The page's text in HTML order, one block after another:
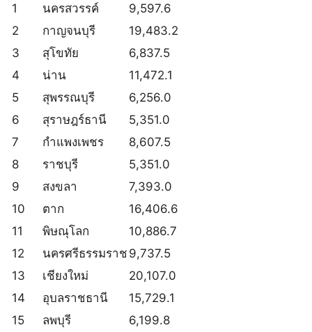
1
นครสวรรค์
9,597.6
2
กาญจนบุรี
19,483.2
3
สุโขทัย
6,837.5
4
น่าน
11,472.1
5
สุพรรณบุรี
6,256.0
6
สุราษฎร์ธานี
5,351.0
7
กำแพงเพชร
8,607.5
8
ราชบุรี
5,351.0
9
สงขลา
7,393.0
10
ตาก
16,406.6
11
พิษณุโลก
10,886.7
12
นครศรีธรรมราช 9,737.5
13
เชียงใหม่
20,107.0
14
อุบลราชธานี
15,729.1
15
ลพบุรี 6,199.8